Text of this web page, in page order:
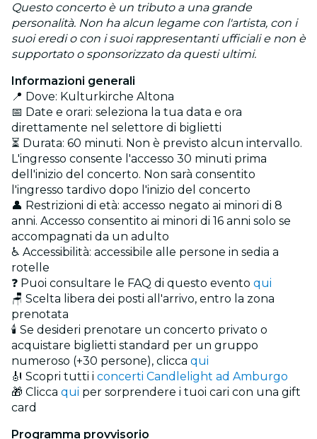
Questo concerto è un tributo a una grande
personalità. Non ha alcun legame con l'artista, con i
suoi eredi o con i suoi rappresentanti ufficiali e non è
supportato o sponsorizzato da questi ultimi.
Informazioni generali
📍 Dove: Kulturkirche Altona
📅 Date e orari: seleziona la tua data e ora
direttamente nel selettore di biglietti
⏳ Durata: 60 minuti. Non è previsto alcun intervallo.
L'ingresso consente l'accesso 30 minuti prima
dell'inizio del concerto. Non sarà consentito
l'ingresso tardivo dopo l'inizio del concerto
👤 Restrizioni di età: accesso negato ai minori di 8
anni. Accesso consentito ai minori di 16 anni solo se
accompagnati da un adulto
♿ Accessibilità: accessibile alle persone in sedia a
rotelle
❓ Puoi consultare le FAQ di questo evento qui
🪑 Scelta libera dei posti all'arrivo, entro la zona
prenotata
🕯️ Se desideri prenotare un concerto privato o
acquistare biglietti standard per un gruppo
numeroso (+30 persone), clicca qui
🎻 Scopri tutti i concerti Candlelight ad Amburgo
🎁 Clicca qui per sorprendere i tuoi cari con una gift
card
Programma provvisorio